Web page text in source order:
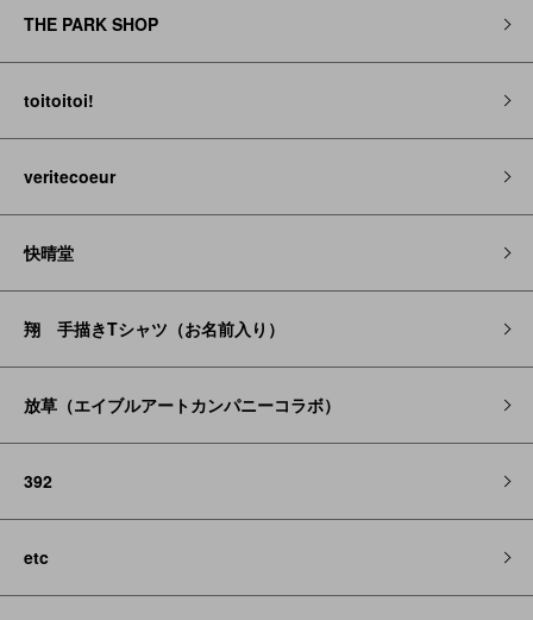
THE PARK SHOP
toitoitoi!
veritecoeur
快晴堂
翔 手描きTシャツ（お名前入り）
放草（エイブルアートカンパニーコラボ）
392
etc